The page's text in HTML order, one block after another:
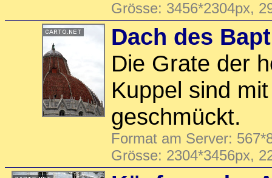
Grösse: 3456*2304px,
Dach des
Die Grate der
Kuppel sind
geschmückt.
Format am Server:
Grösse: 2304*3456px,